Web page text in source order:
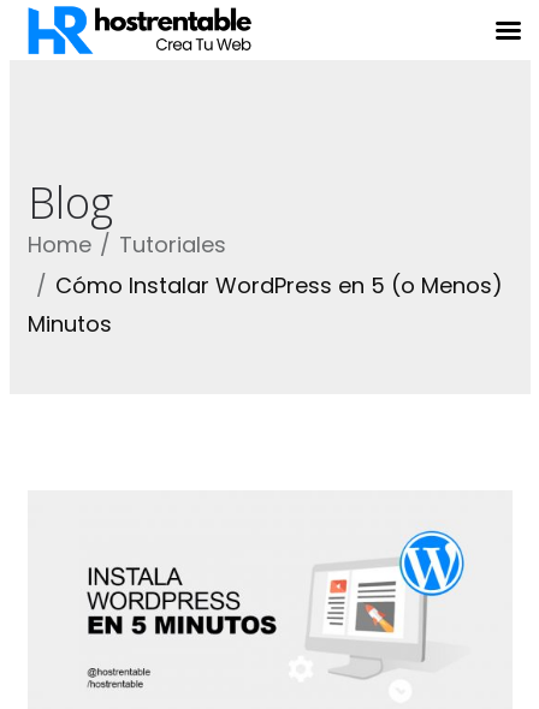
Blog
Home
Tutoriales
Cómo Instalar WordPress en 5 (o Menos)
Minutos